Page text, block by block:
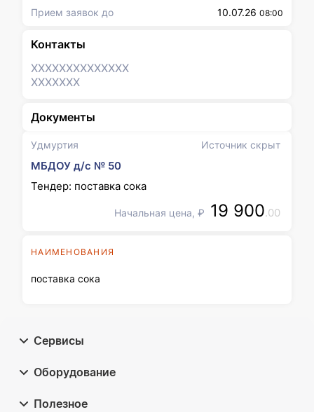
Удмуртия Источник скрыт
МБДОУ д/с № 50
Тендер: поставка сока
Начальная цена, ₽ 19 900.00
НАИМЕНОВАНИЯ
поставка сока
Прием заявок до
10.07.26 08:00
Контакты
XXXXXXXXXXXXXX
XXXXXXX
Документы
Сервисы
Оборудование
Полезное